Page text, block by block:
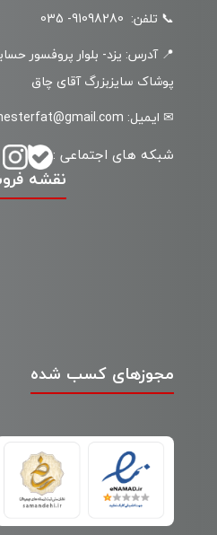
مجوزهای کسب شده
📞 تلفن: 91098280- 035
📍 آدرس: یزد- بلوار پروفسور
پوشاک سایزبزرگ آقای چاق
✉ ایمیل: info.mesterfat@gmail.com
شبکه های اجتماعی :
نقشه